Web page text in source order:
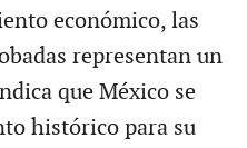
económico, las
representan un
que México se
histórico para su